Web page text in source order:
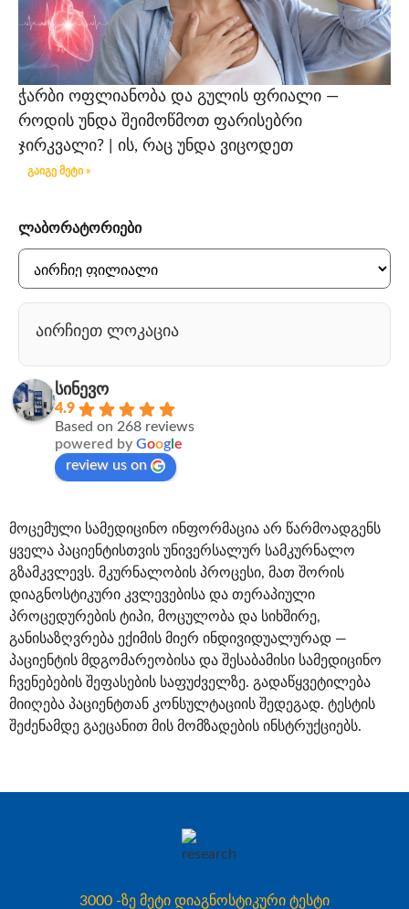
ჭარბი ოფლიანობა და გულის ფრიალი —
როდის უნდა შეიმოწმოთ ფარისებრი
ჯირკვალი? | ის, რაც უნდა ვიცოდეთ
გაიგე მეტი »
ლაბორატორიები
აირჩიეთ ლოკაცია
სინევო
4.9
Based on 268 reviews
powered by Google
review us on
მოცემული სამედიცინო ინფორმაცია არ წარმოადგენს
ყველა პაციენტისთვის უნივერსალურ სამკურნალო
გზამკვლევს. მკურნალობის პროცესი, მათ შორის
დიაგნოსტიკური კვლევებისა და თერაპიული
პროცედურების ტიპი, მოცულობა და სიხშირე,
განისაზღვრება ექიმის მიერ ინდივიდუალურად —
პაციენტის მდგომარეობისა და შესაბამისი სამედიცინო
ჩვენებების შეფასების საფუძველზე. გადაწყვეტილება
მიიღება პაციენტთან კონსულტაციის შედეგად. ტესტის
შეძენამდე გაეცანით მის მომზადების ინსტრუქციებს.
3000 -ზე მეტი დიაგნოსტიკური ტესტი